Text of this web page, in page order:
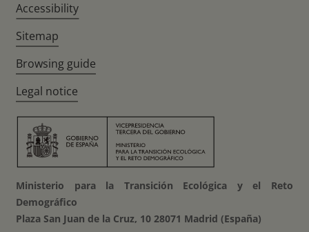
Accessibility
Sitemap
Browsing guide
Legal notice
Ministerio para la Transición Ecológica y el Reto
Demográfico
Plaza San Juan de la Cruz, 10 28071 Madrid (España)